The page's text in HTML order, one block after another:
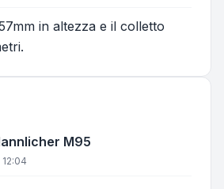
in altezza e il colletto
M95